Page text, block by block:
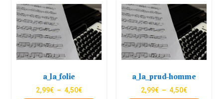
a_la_folie
2,99€ – 4,50€
a_la_prud-homme
2,99€ – 4,50€